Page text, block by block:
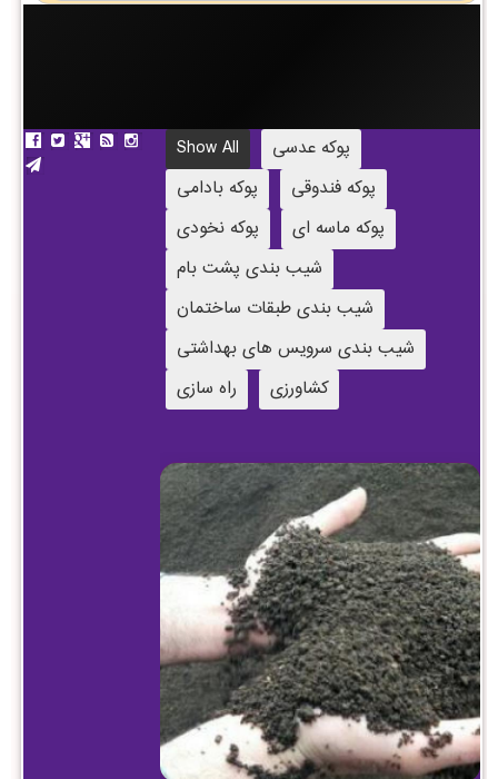
Show All
پوکه عدسی
پوکه بادامی
پوکه فندوقی
پوکه نخودی
پوکه ماسه ای
شیب بندی پشت بام
شیب بندی طبقات ساختمان
شیب بندی سرویس های بهداشتی
راه سازی
کشاورزی